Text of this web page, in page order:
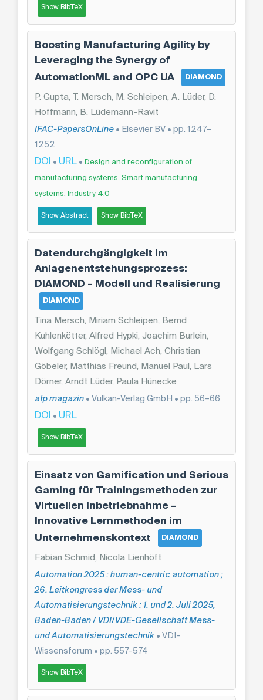
Show BibTeX
Boosting Manufacturing Agility by
Leveraging the Synergy of
AutomationML and OPC UA
DIAMOND
P. Gupta, T. Mersch, M. Schleipen, A. Lüder, D.
Hoffmann, B. Lüdemann-Ravit
IFAC-PapersOnLine • Elsevier BV • pp. 1247–
1252
DOI • URL • Design and reconfiguration of
manufacturing systems, Smart manufacturing
systems, Industry 4.0
Show Abstract Show BibTeX
Datendurchgängigkeit im
Anlagenentstehungsprozess:
DIAMOND – Modell und Realisierung
DIAMOND
Tina Mersch, Miriam Schleipen, Bernd
Kuhlenkötter, Alfred Hypki, Joachim Burlein,
Wolfgang Schlögl, Michael Ach, Christian
Göbeler, Matthias Freund, Manuel Paul, Lars
Dörner, Arndt Lüder, Paula Hünecke
atp magazin • Vulkan-Verlag GmbH • pp. 56–66
DOI • URL
Show BibTeX
Einsatz von Gamification und Serious
Gaming für Trainingsmethoden zur
Virtuellen Inbetriebnahme –
Innovative Lernmethoden im
Unternehmenskontext
DIAMOND
Fabian Schmid, Nicola Lienhöft
Automation 2025 : human-centric automation ;
26. Leitkongress der Mess- und
Automatisierungstechnik : 1. und 2. Juli 2025,
Baden-Baden / VDI/VDE-Gesellschaft Mess-
und Automatisierungstechnik • VDI-
Wissensforum • pp. 557-574
Show BibTeX